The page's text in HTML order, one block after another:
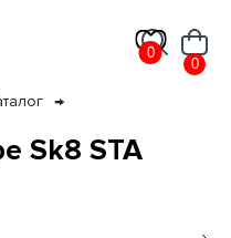
0
0
Sk8 STA